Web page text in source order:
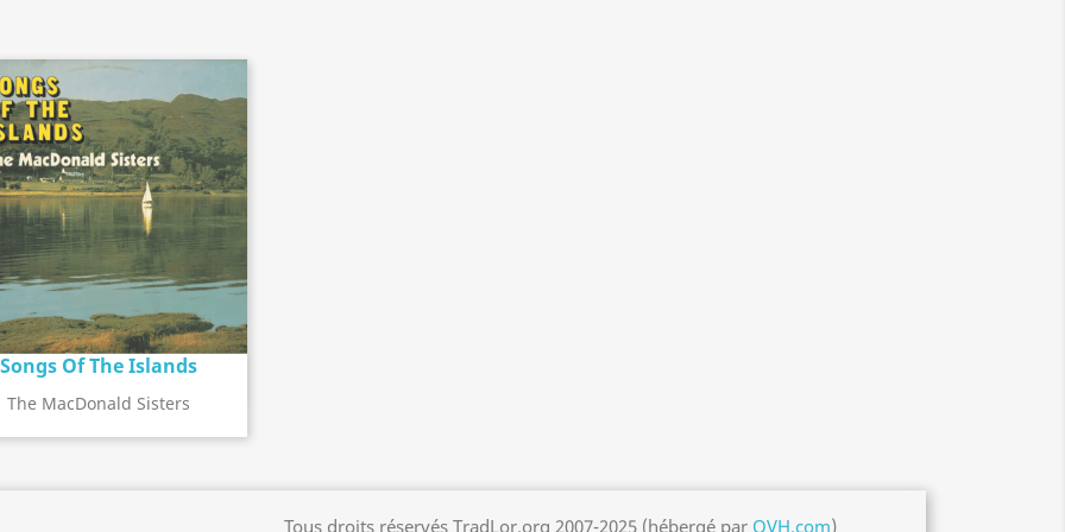
Songs Of The Islands
The MacDonald Sisters
searchDétail de l'album
Tous droits réservés TradLor.org 2007-2025 (hébergé par OVH.com)